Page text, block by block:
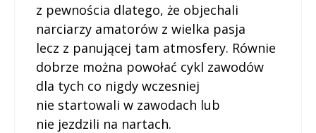
z pewnościa dlatego, że objechali
narciarzy amatorów z wielka pasja
lecz z panującej tam atmosfery. Równie
dobrze można powołać cykl zawodów
dla tych co nigdy wczesniej
nie startowali w zawodach lub
nie jezdzili na nartach.